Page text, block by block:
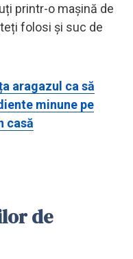
printr-o mașină de
folosi și suc de
aragazul ca să
minune pe
casă
de